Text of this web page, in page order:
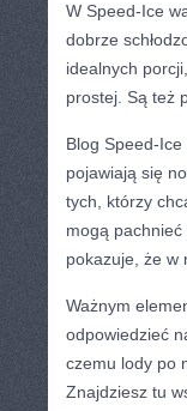
W Speed-Ice
dobrze
idealnych
prostej. Są też
Blog Speed-
pojawiają się
tych, którzy
mogą
pokazuje, że w
Ważnym
odpowiedzieć
czemu lody po
Znajdziesz tu